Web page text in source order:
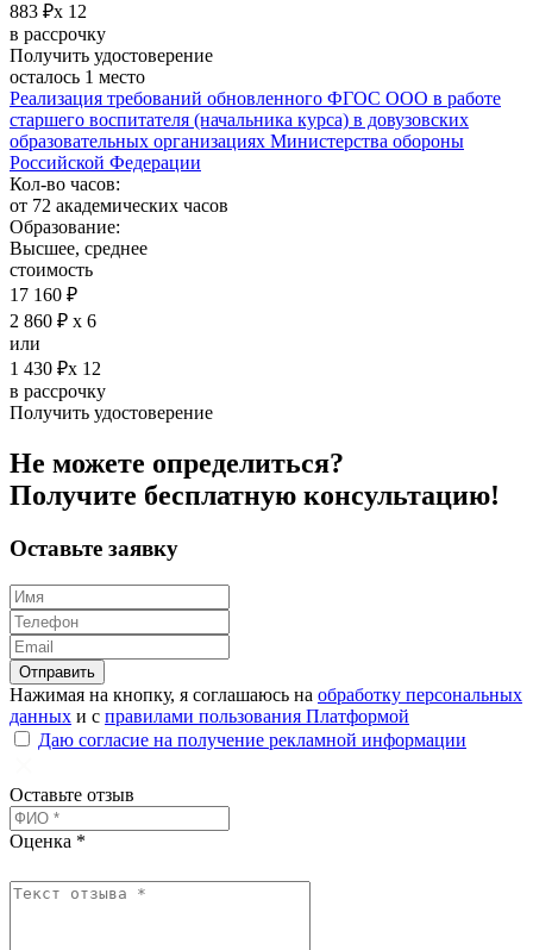
883 ₽х 12
в рассрочку
Получить удостоверение
осталось 1 место
Реализация требований обновленного ФГОС ООО в работе
старшего воспитателя (начальника курса) в довузовских
образовательных организациях Министерства обороны
Российской Федерации
Кол-во часов:
от 72 академических часов
Образование:
Высшее, среднее
стоимость
17 160 ₽
2 860 ₽ х 6
или
1 430 ₽х 12
в рассрочку
Получить удостоверение
Не можете определиться?
Получите бесплатную консультацию!
Оставьте заявку
Отправить
Нажимая на кнопку, я соглашаюсь на обработку персональных
данных и с правилами пользования Платформой
Даю согласие на получение рекламной информации
Оставьте отзыв
Оценка *